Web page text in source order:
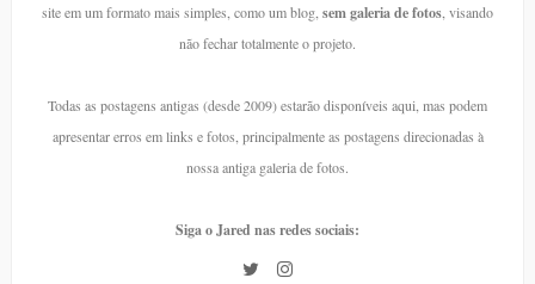
site em um formato mais simples, como um blog, sem galeria de fotos , visando
não fechar totalmente o projeto.
Todas as postagens antigas (desde 2009) estarão disponíveis aqui, mas podem
apresentar erros em links e fotos, principalmente as postagens direcionadas à
nossa antiga galeria de fotos.
Siga o Jared nas redes sociais: